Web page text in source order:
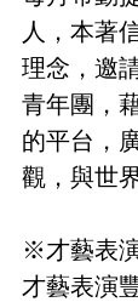
人，本著
理念，邀
青年團，
的平台，
觀，與世
※才藝表
才藝表演